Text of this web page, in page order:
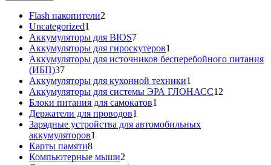
Flash накопители2
Uncategorized1
товар
Аккумуляторы для BIOS77
товаров
Аккумуляторы для гироскутеров1
товар
Аккумуляторы для источников бесперебойного питания
(ИБП)3737
товаров
Аккумуляторы для кухонной техники1
товар
Аккумуляторы для системы ЭРА ГЛОНАСС12
Блоки питания для самокатов1
Держатели для проводов1
товар
Зарядные устройства для автомобильных
аккумуляторов1
Карты памяти88
товаров
Компьютерные мыши2